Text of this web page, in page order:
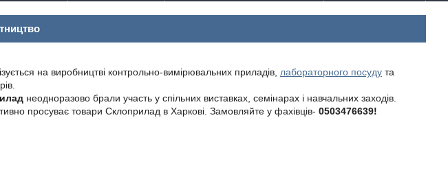
на виробництві контрольно-вимірювальних приладів, лабораторного посуду та
неодноразово брали участь у спільних виставках, семінарах і навчальних заходів.
просуває товари Склоприлад в Харкові. Замовляйте у фахівців- 0503476639!